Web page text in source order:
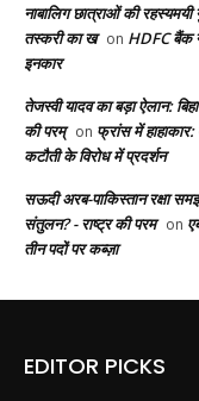
नाबालिग छात्राओं की
तस्करी का ख on HDFC बैंक
इनकार
तेजस्वी यादव का बड़ा ऐलान:
की परम् on फ्रांस में
कटौती के विरोध में प्रदर्शन
सऊदी अरब-पाकिस्तान रक्षा
संतुलन? - राष्ट्र की परम on
तीन पदों पर कब्ज़ा
EDITOR PICKS